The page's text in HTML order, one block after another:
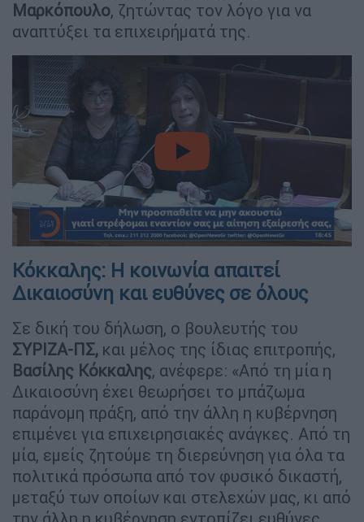
Μαρκόπουλο, ζητώντας τον λόγο για να
αναπτύξει τα επιχειρήματά της.
video
Κόκκαλης: Η κοινωνία απαιτεί
Δικαιοσύνη και ευθύνες σε όλους
Σε δική του δήλωση, ο βουλευτής του
ΣΥΡΙΖΑ-ΠΣ, και μέλος της ίδιας επιτροπής,
Βασίλης Κόκκαλης, ανέφερε: «Από τη μία η
Δικαιοσύνη έχει θεωρήσει το μπάζωμα
παράνομη πράξη, από την άλλη η κυβέρνηση
επιμένει για επιχειρησιακές ανάγκες. Από τη
μία, εμείς ζητούμε τη διερεύνηση για όλα τα
πολιτικά πρόσωπα από τον φυσικό δικαστή,
μεταξύ των οποίων και στελεχών μας, κι από